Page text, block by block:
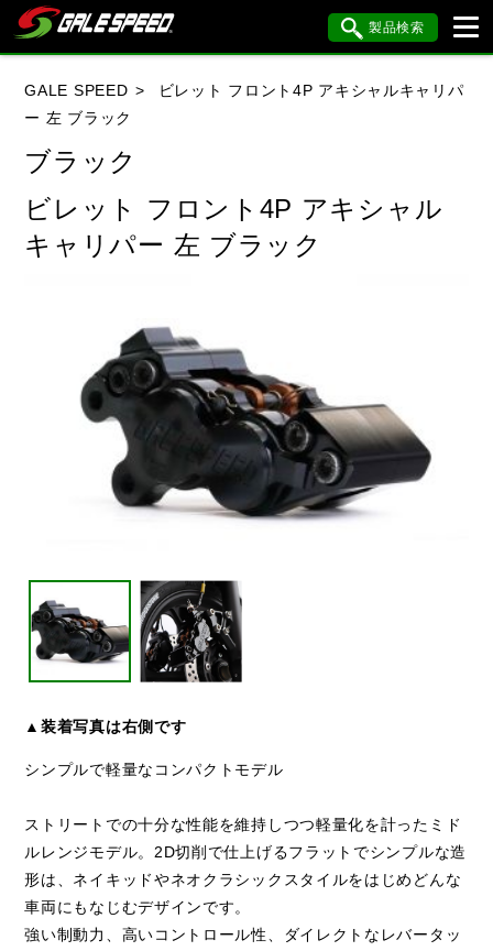
製品検索
車種検索
HONDA YAMAHA SUZUKI
KAWASAKI BMW DUCATI
閉じる
GALE SPEED
ビレット フロント4P アキシャルキャリパ
ー 左 ブラック
ブラック
ビレット フロント4P アキシャル
キャリパー 左 ブラック
▲装着写真は右側です
シンプルで軽量なコンパクトモデル
ストリートでの十分な性能を維持しつつ軽量化を計ったミド
ルレンジモデル。2D切削で仕上げるフラットでシンプルな造
形は、ネイキッドやネオクラシックスタイルをはじめどんな
車両にもなじむデザインです。
強い制動力、高いコントロール性、ダイレクトなレバータッ